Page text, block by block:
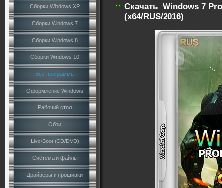
Сборки Windows XP
Сборки Windows 7
Сборки Windows 8
Сборки Windows 10
Все программы
Оформление Windows
Рабочий стол
Обои
Live/Boot (CD/DVD)
Система и файлы
Драйверы и прошивки
Скачать Windows 7
(x64/RUS/2016)